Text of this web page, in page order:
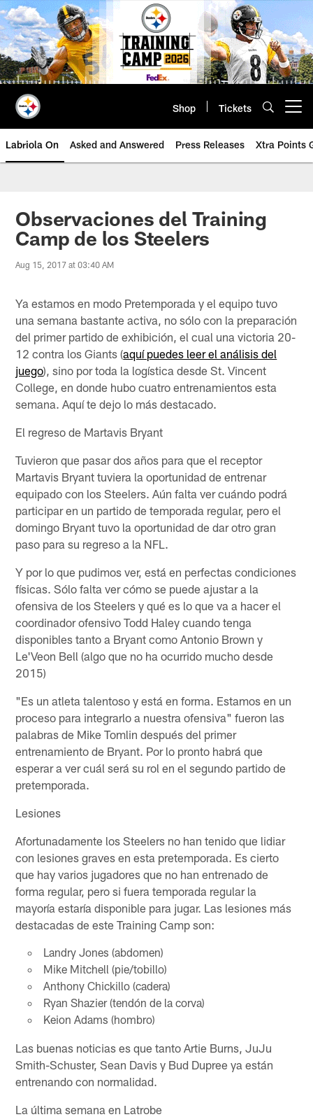
Skip
to
main
content
Shop Tickets
Labriola On Asked and Answered Press Releases Xtra Points
Observaciones del Training
Camp de los Steelers
Aug 15, 2017 at 03:40 AM
Ya estamos en modo Pretemporada y el equipo tuvo
una semana bastante activa, no sólo con la preparación
del primer partido de exhibición, el cual una victoria 20-
12 contra los Giants (aquí puedes leer el análisis del
juego), sino por toda la logística desde St. Vincent
College, en donde hubo cuatro entrenamientos esta
semana. Aquí te dejo lo más destacado.
El regreso de Martavis Bryant
Tuvieron que pasar dos años para que el receptor
Martavis Bryant tuviera la oportunidad de entrenar
equipado con los Steelers. Aún falta ver cuándo podrá
participar en un partido de temporada regular, pero el
domingo Bryant tuvo la oportunidad de dar otro gran
paso para su regreso a la NFL.
Y por lo que pudimos ver, está en perfectas condiciones
físicas. Sólo falta ver cómo se puede ajustar a la
ofensiva de los Steelers y qué es lo que va a hacer el
coordinador ofensivo Todd Haley cuando tenga
disponibles tanto a Bryant como Antonio Brown y
Le'Veon Bell (algo que no ha ocurrido mucho desde
2015)
"Es un atleta talentoso y está en forma. Estamos en un
proceso para integrarlo a nuestra ofensiva" fueron las
palabras de Mike Tomlin después del primer
entrenamiento de Bryant. Por lo pronto habrá que
esperar a ver cuál será su rol en el segundo partido de
pretemporada.
Lesiones
Afortunadamente los Steelers no han tenido que lidiar
con lesiones graves en esta pretemporada. Es cierto
que hay varios jugadores que no han entrenado de
forma regular, pero si fuera temporada regular la
mayoría estaría disponible para jugar. Las lesiones más
destacadas de este Training Camp son:
Landry Jones (abdomen)
Mike Mitchell (pie/tobillo)
Anthony Chickillo (cadera)
Ryan Shazier (tendón de la corva)
Keion Adams (hombro)
Las buenas noticias es que tanto Artie Burns, JuJu
Smith-Schuster, Sean Davis y Bud Dupree ya están
entrenando con normalidad.
La última semana en Latrobe